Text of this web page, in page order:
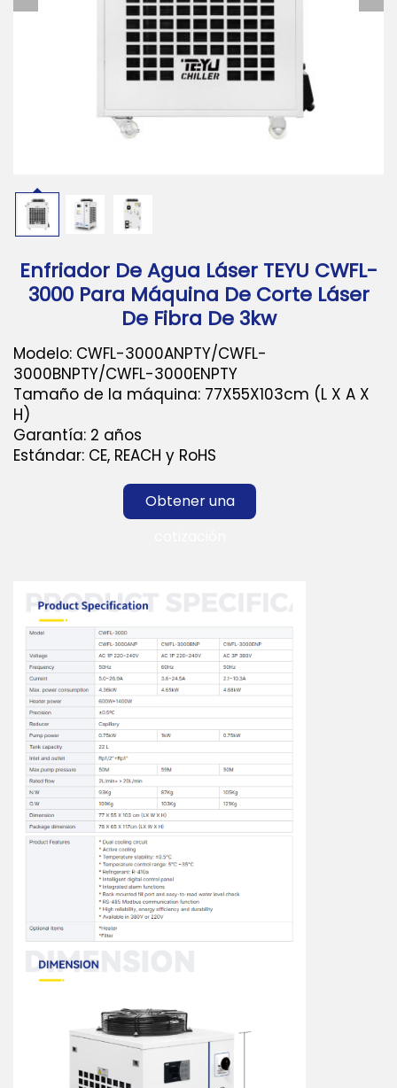
Enfriador De Agua Láser TEYU CWFL-
3000 Para Máquina De Corte Láser
De Fibra De 3kw
Modelo: CWFL-3000ANPTY/CWFL-
3000BNPTY/CWFL-3000ENPTY
Tamaño de la máquina: 77X55X103cm (L X A X
H)
Garantía: 2 años
Estándar: CE, REACH y RoHS
Obtener una